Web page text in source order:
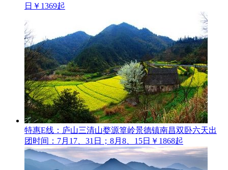
日 ￥1369起
特惠E线：庐山三清山婺源篁岭景德镇南昌双卧六天出
团时间：7月17、31日；8月8、15日 ￥1868起